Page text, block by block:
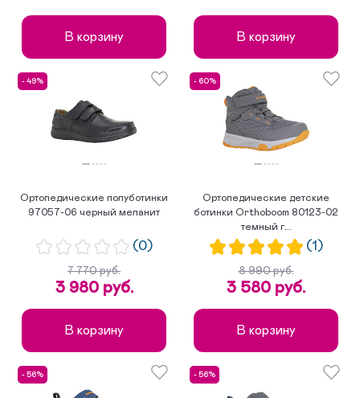
В корзину В корзину
- 49%
Ортопедические полуботинки
97057-06 черный меланит
(0)
7 770 руб.
3 980 руб.
В корзину
- 60%
Ортопедические детские
ботинки Orthoboom 80123-02
темный г...
(1)
8 990 руб.
3 580 руб.
В корзину
- 56% - 56%